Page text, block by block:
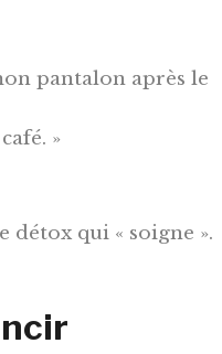
pantalon après le
»
détox qui « soigne ».